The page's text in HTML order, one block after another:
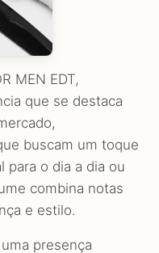
MEN EDT,
que se destaca
buscam um toque
para o dia a dia ou
combina notas
e estilo.
presença